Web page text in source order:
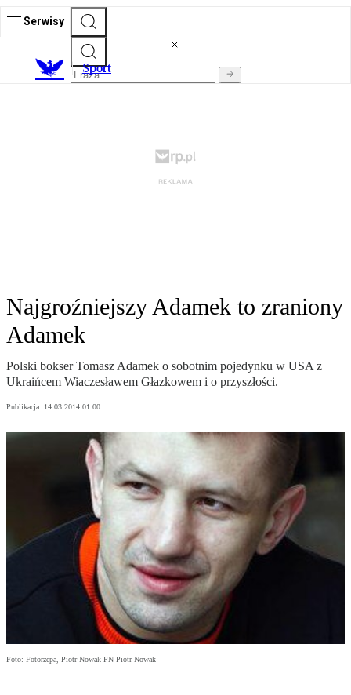
Serwisy
Sport
Najgroźniejszy Adamek to zraniony
Adamek
Polski bokser Tomasz Adamek o sobotnim pojedynku w USA z
Ukraińcem Wiaczesławem Głazkowem i o przyszłości.
Publikacja: 14.03.2014 01:00
Foto: Fotorzepa, Piotr Nowak PN Piotr Nowak